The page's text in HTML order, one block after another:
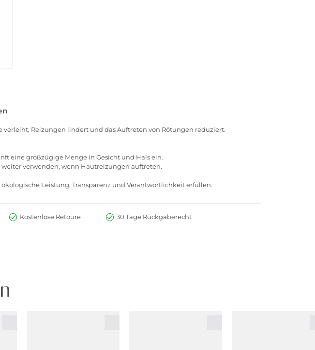
Reizungen lindert und das Auftreten von Rötungen reduziert.
eine großzügige Menge in Gesicht und Hals ein.
verwenden, wenn Hautreizungen auftreten.
Leistung, Transparenz und Verantwortlichkeit erfüllen.
Kostenlose Retoure 30 Tage Rückgaberecht